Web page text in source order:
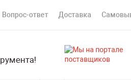
Вопрос-ответ Доставка